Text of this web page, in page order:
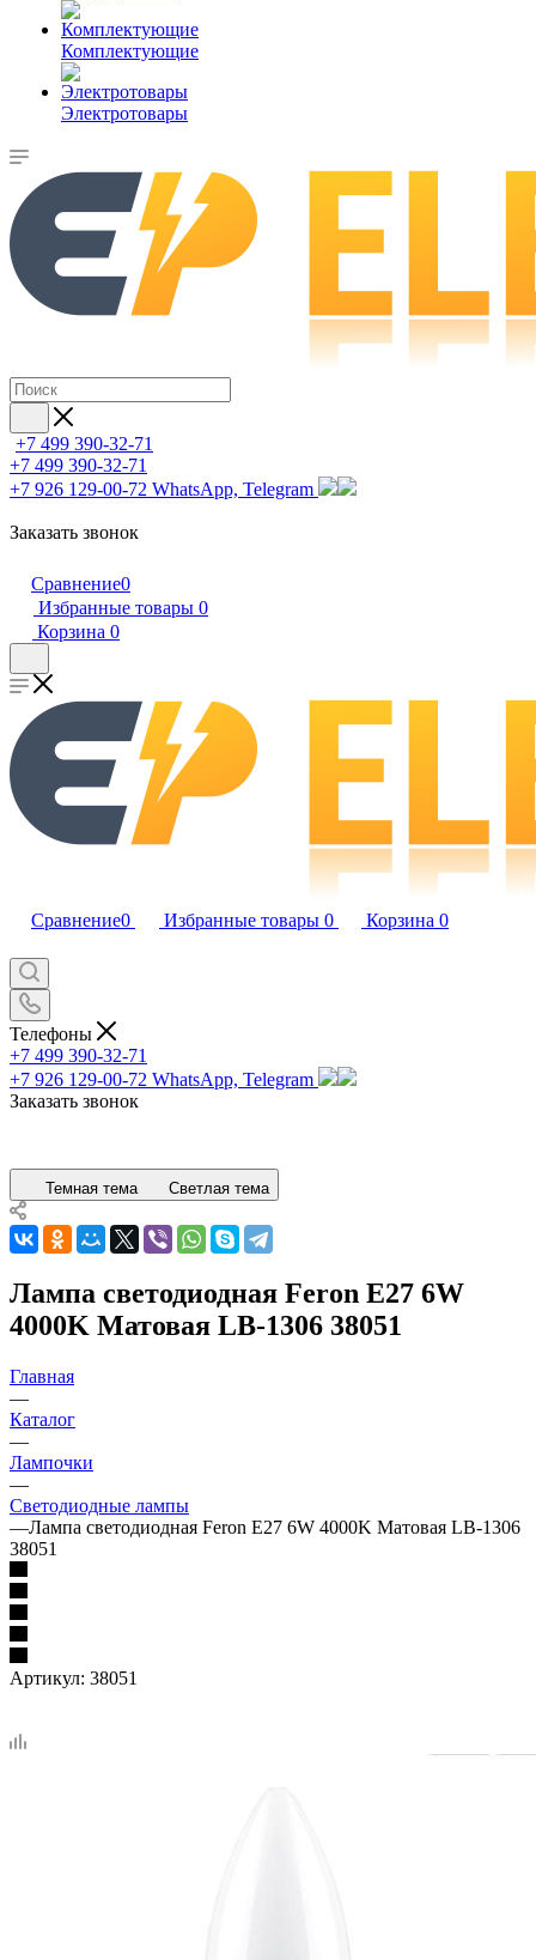
Комплектующие
Электротовары
+7 499 390-32-71
+7 499 390-32-71
+7 926 129-00-72 WhatsApp, Telegram
Заказать звонок
Сравнение0
Избранные товары 0
Корзина 0
Сравнение0 Избранные товары 0 Корзина 0
Телефоны
+7 499 390-32-71
+7 926 129-00-72 WhatsApp, Telegram
Заказать звонок
Темная тема Светлая тема
Лампа светодиодная Feron E27 6W
4000K Матовая LB-1306 38051
Главная
—
Каталог
—
Лампочки
—
Светодиодные лампы
—Лампа светодиодная Feron E27 6W 4000K Матовая LB-1306
38051
Артикул: 38051